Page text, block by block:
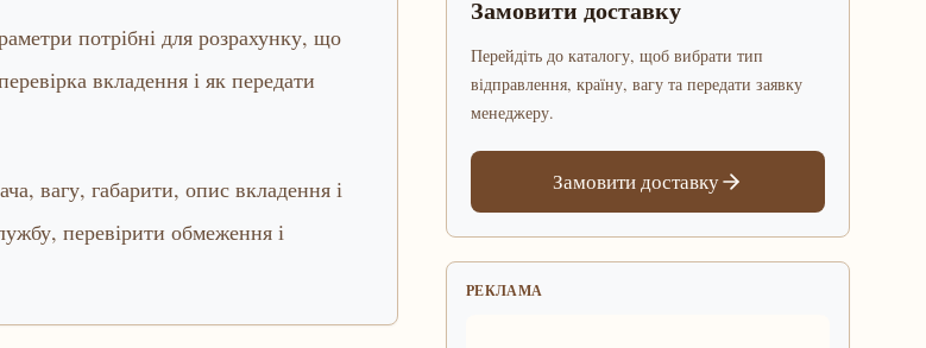
потрібні для розрахунку, що
вкладення і як передати
вагу, габарити, опис вкладення і
перевірити обмеження і
Замовити доставку
Перейдіть до каталогу, щоб вибрати тип
відправлення, країну, вагу та передати заявку
менеджеру.
Замовити доставку
РЕКЛАМА